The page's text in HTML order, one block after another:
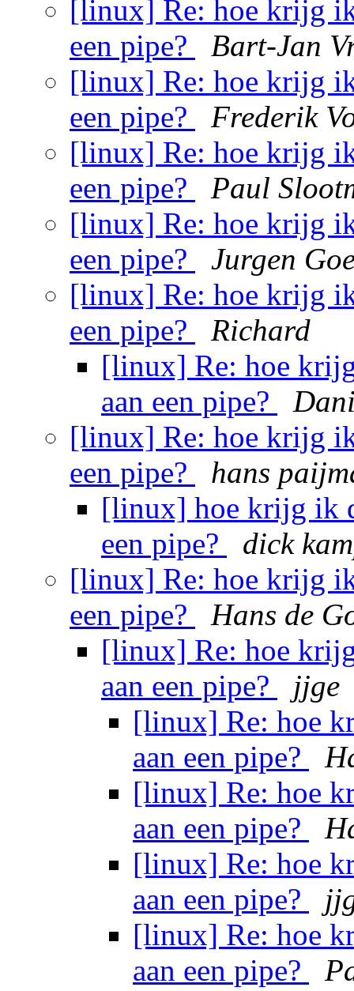
[linux] Re: hoe krijg
een pipe?
Bart-Jan
[linux] Re: hoe krijg
een pipe?
Frederik
[linux] Re: hoe krijg
een pipe?
Paul
[linux] Re: hoe krijg
een pipe?
Jurgen
[linux] Re: hoe krijg
een pipe?
Richard
[linux] Re: hoe
aan een pipe?
[linux] Re: hoe krijg
een pipe?
hans
[linux] hoe krijg ik
een pipe?
dick
[linux] Re: hoe krijg
een pipe?
Hans de
[linux] Re: hoe
aan een pipe?
jjge
[linux] Re: hoe
aan een pipe?
[linux] Re: hoe
aan een pipe?
[linux] Re: hoe
aan een pipe?
[linux] Re: hoe
aan een pipe?